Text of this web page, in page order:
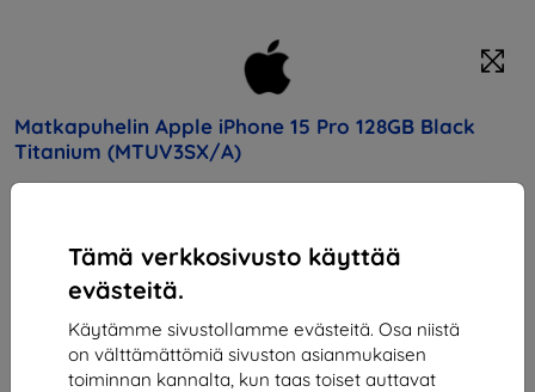
Tämä verkkosivusto käyttää
evästeitä.
Käytämme sivustollamme evästeitä. Osa niistä
on välttämättömiä sivuston asianmukaisen
toiminnan kannalta, kun taas toiset auttavat
Matkapuhelin Apple iPhone 15 Pro 128GB Black
Titanium (MTUV3SX/A)
1 202,90 €
651,51 €